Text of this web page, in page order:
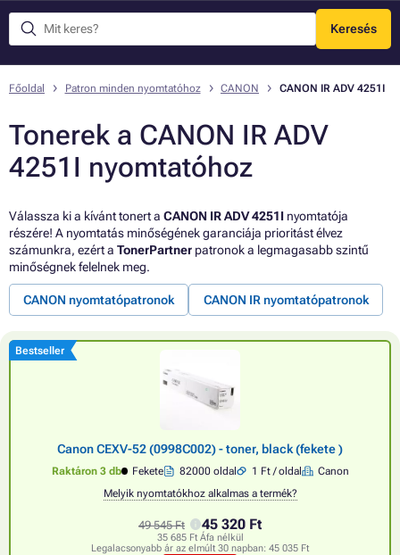
Keresés
Menü
Főoldal Patron minden nyomtatóhoz CANON CANON IR ADV 4251I
Tonerek a CANON IR ADV
4251I nyomtatóhoz
Válassza ki a kívánt tonert a CANON IR ADV 4251I nyomtatója
részére! A nyomtatás minőségének garanciája prioritást élvez
számunkra, ezért a TonerPartner patronok a legmagasabb szintű
minőségnek felelnek meg.
CANON nyomtatópatronok CANON IR nyomtatópatronok
Bestseller
Canon CEXV-52 (0998C002) - toner, black (fekete )
Raktáron 3 db Fekete 82000 oldal 1 Ft / oldal
Canon
Melyik nyomtatókhoz alkalmas a termék?
49 545 Ft 45 320 Ft
35 685 Ft Áfa nélkül
Legalacsonyabb ár az elmúlt 30 napban: 45 035 Ft